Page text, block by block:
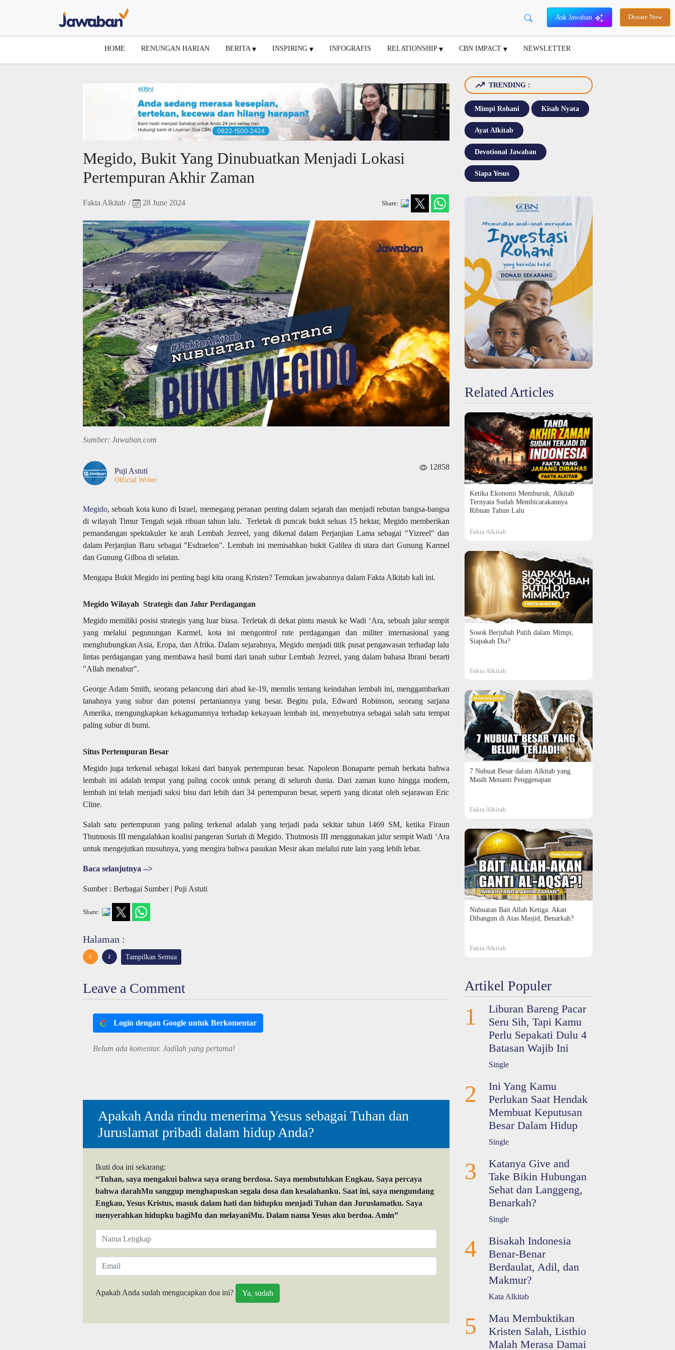
Ask Jawaban Donate Now
HOME RENUNGAN HARIAN BERITA INSPIRING INFOGRAFIS RELATIONSHIP CBN IMPACT NEWSLETTER
Megido, Bukit Yang Dinubuatkan Menjadi Lokasi
Pertempuran Akhir Zaman
Fakta Alkitab / 28 June 2024 Share:
Sumber: Jawaban.com
Puji Astuti
Official Writer
12858
Megido, sebuah kota kuno di Israel, memegang peranan penting dalam sejarah dan menjadi rebutan bangsa-bangsa
di wilayah Timur Tengah sejak ribuan tahun lalu. Terletak di puncak bukit seluas 15 hektar, Megido memberikan
pemandangan spektakuler ke arah Lembah Jezreel, yang dikenal dalam Perjanjian Lama sebagai "Yizreel" dan
dalam Perjanjian Baru sebagai "Esdraelon". Lembah ini memisahkan bukit Galilea di utara dari Gunung Karmel
dan Gunung Gilboa di selatan.
Mengapa Bukit Megido ini penting bagi kita orang Kristen? Temukan jawabannya dalam Fakta Alkitab kali ini.
Megido Wilayah Strategis dan Jalur Perdagangan
Megido memiliki posisi strategis yang luar biasa. Terletak di dekat pintu masuk ke Wadi ‘Ara, sebuah jalur sempit
yang melalui pegunungan Karmel, kota ini mengontrol rute perdagangan dan militer internasional yang
menghubungkan Asia, Eropa, dan Afrika. Dalam sejarahnya, Megido menjadi titik pusat pengawasan terhadap lalu
lintas perdagangan yang membawa hasil bumi dari tanah subur Lembah Jezreel, yang dalam bahasa Ibrani berarti
"Allah menabur".
George Adam Smith, seorang pelancong dari abad ke-19, menulis tentang keindahan lembah ini, menggambarkan
tanahnya yang subur dan potensi pertaniannya yang besar. Begitu pula, Edward Robinson, seorang sarjana
Amerika, mengungkapkan kekagumannya terhadap kekayaan lembah ini, menyebutnya sebagai salah satu tempat
paling subur di bumi.
Situs Pertempuran Besar
Megido juga terkenal sebagai lokasi dari banyak pertempuran besar. Napoleon Bonaparte pernah berkata bahwa
lembah ini adalah tempat yang paling cocok untuk perang di seluruh dunia. Dari zaman kuno hingga modern,
lembah ini telah menjadi saksi bisu dari lebih dari 34 pertempuran besar, seperti yang dicatat oleh sejarawan Eric
Cline.
Salah satu pertempuran yang paling terkenal adalah yang terjadi pada sekitar tahun 1469 SM, ketika Firaun
Thutmosis III mengalahkan koalisi pangeran Suriah di Megido. Thutmosis III menggunakan jalur sempit Wadi ‘Ara
untuk mengejutkan musuhnya, yang mengira bahwa pasukan Mesir akan melalui rute lain yang lebih lebar.
Baca selanjutnya -->
Sumber : Berbagai Sumber | Puji Astuti
Share:
Halaman :
1 2 Tampilkan Semua
Leave a Comment
Login dengan Google untuk Berkomentar
Belum ada komentar. Jadilah yang pertama!
Apakah Anda rindu menerima Yesus sebagai Tuhan dan
Juruslamat pribadi dalam hidup Anda?
Ikuti doa ini sekarang:
“Tuhan, saya mengakui bahwa saya orang berdosa. Saya membutuhkan Engkau. Saya percaya
bahwa darahMu sanggup menghapuskan segala dosa dan kesalahanku. Saat ini, saya mengundang
Engkau, Yesus Kristus, masuk dalam hati dan hidupku menjadi Tuhan dan Juruslamatku. Saya
menyerahkan hidupku bagiMu dan melayaniMu. Dalam nama Yesus aku berdoa. Amin”
Apakah Anda sudah mengucapkan doa ini?
TRENDING :
Mimpi Rohani Kisah Nyata
Ayat Alkitab
Devotional Jawaban
Siapa Yesus
Related Articles
Ketika Ekonomi Memburuk, Alkitab
Ternyata Sudah Membicarakannya
Ribuan Tahun Lalu
Fakta Alkitab
Sosok Berjubah Putih dalam Mimpi,
Siapakah Dia?
Fakta Alkitab
7 Nubuat Besar dalam Alkitab yang
Masih Menanti Penggenapan
Fakta Alkitab
Nubuatan Bait Allah Ketiga: Akan
Dibangun di Atas Masjid, Benarkah?
Fakta Alkitab
Artikel Populer
1
Liburan Bareng Pacar
Seru Sih, Tapi Kamu
Perlu Sepakati Dulu 4
Batasan Wajib Ini
Single
2
Ini Yang Kamu
Perlukan Saat Hendak
Membuat Keputusan
Besar Dalam Hidup
Single
3
Katanya Give and
Take Bikin Hubungan
Sehat dan Langgeng,
Benarkah?
Single
4
Bisakah Indonesia
Benar-Benar
Berdaulat, Adil, dan
Makmur?
Kata Alkitab
5
Mau Membuktikan
Kristen Salah, Listhio
Malah Merasa Damai